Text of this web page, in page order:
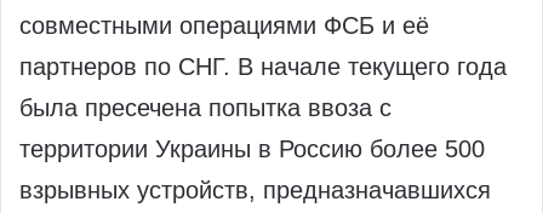
совместными операциями ФСБ и её
партнеров по СНГ. В начале текущего года
была пресечена попытка ввоза с
территории Украины в Россию более 500
взрывных устройств, предназначавшихся